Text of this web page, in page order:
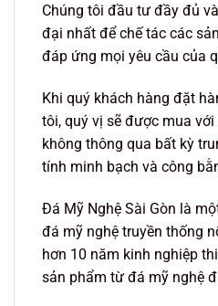
Chúng tôi đầu tư đầy đủ
đại nhất để chế tác các
đáp ứng mọi yêu cầu của
Khi quý khách hàng đặt
tôi, quý vị sẽ được mua
không thông qua bất kỳ
tính minh bạch và công
Đá Mỹ Nghệ Sài Gòn là
đá mỹ nghệ truyền thống
hơn 10 năm kinh nghiệp
sản phẩm từ đá mỹ nghệ